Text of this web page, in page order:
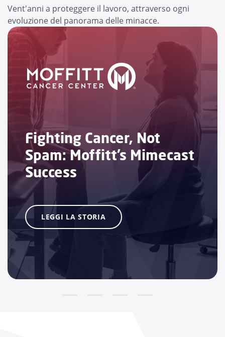
Vent'anni a proteggere il lavoro, attraverso ogni
evoluzione del panorama delle minacce.
Fighting Cancer, Not
Spam: Moffitt’s Mimecast
Success
LEGGI LA STORIA